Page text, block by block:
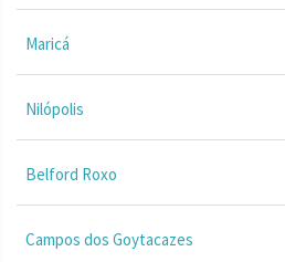
Maricá
Nilópolis
Belford Roxo
Campos dos Goytacazes